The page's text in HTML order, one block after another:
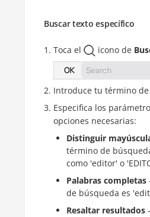
Buscar texto específico
Toca el icono de
Introduce tu término
Especifica los
opciones necesarias:
Distinguir
término de
como 'editor' o
Palabras completas
de búsqueda es
Resaltar resultados